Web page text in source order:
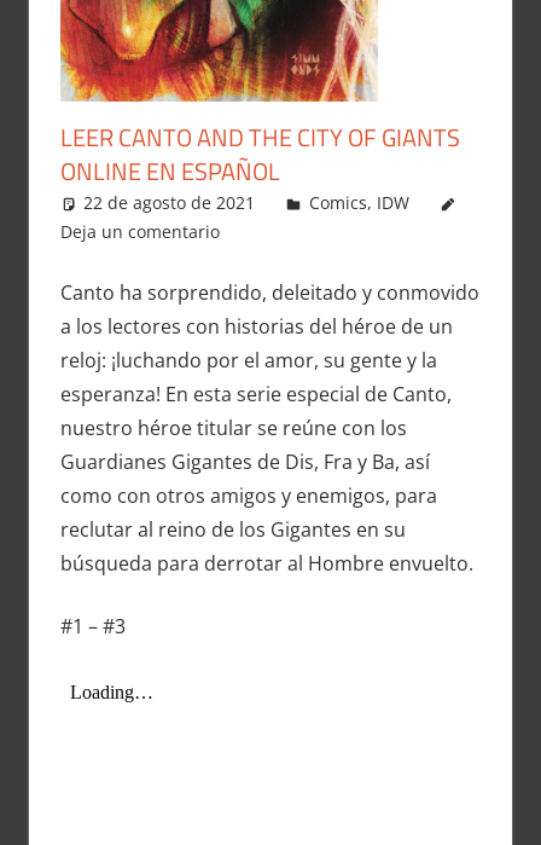
LEER CANTO AND THE CITY OF GIANTS
ONLINE EN ESPAÑOL
22 de agosto de 2021 Carlitox Banana
Comics, IDW
Deja un comentario
Canto ha sorprendido, deleitado y conmovido
a los lectores con historias del héroe de un
reloj: ¡luchando por el amor, su gente y la
esperanza! En esta serie especial de Canto,
nuestro héroe titular se reúne con los
Guardianes Gigantes de Dis, Fra y Ba, así
como con otros amigos y enemigos, para
reclutar al reino de los Gigantes en su
búsqueda para derrotar al Hombre envuelto.
#1 – #3